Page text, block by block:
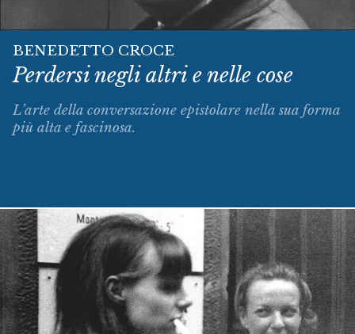
BENEDETTO CROCE
Perdersi negli altri e nelle cose
L’arte della conversazione epistolare nella sua forma
più alta e fascinosa.